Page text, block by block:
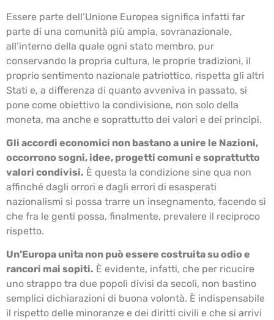
Essere parte dell’Unione Europea significa infatti far
parte di una comunità più ampia, sovranazionale,
all’interno della quale ogni stato membro, pur
conservando la propria cultura, le proprie tradizioni, il
proprio sentimento nazionale patriottico, rispetta gli altri
Stati e, a differenza di quanto avveniva in passato, si
pone come obiettivo la condivisione, non solo della
moneta, ma anche e soprattutto dei valori e dei principi.
Gli accordi economici non bastano a unire le Nazioni,
occorrono sogni, idee, progetti comuni e soprattutto
valori condivisi. È questa la condizione sine qua non
affinché dagli orrori e dagli errori di esasperati
nazionalismi si possa trarre un insegnamento, facendo sì
che fra le genti possa, finalmente, prevalere il reciproco
rispetto.
Un’Europa unita non può essere costruita su odio e
rancori mai sopiti. È evidente, infatti, che per ricucire
uno strappo tra due popoli divisi da secoli, non bastino
semplici dichiarazioni di buona volontà. È indispensabile
il rispetto delle minoranze e dei diritti civili e che si arrivi